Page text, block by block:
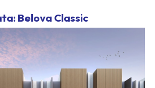
Belova Classic